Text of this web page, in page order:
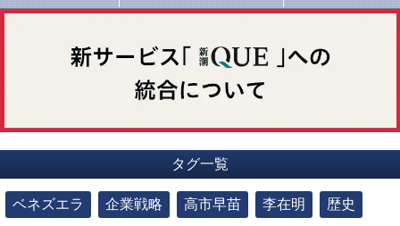
タグ一覧
ベネズエラ 企業戦略 高市早苗 李在明 歴史